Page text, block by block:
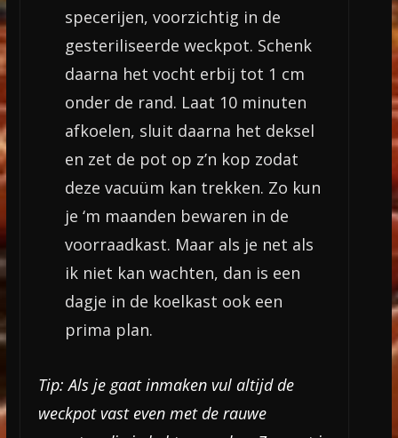
specerijen, voorzichtig in de
gesteriliseerde weckpot. Schenk
daarna het vocht erbij tot 1 cm
onder de rand. Laat 10 minuten
afkoelen, sluit daarna het deksel
en zet de pot op z’n kop zodat
deze vacuüm kan trekken. Zo kun
je ‘m maanden bewaren in de
voorraadkast. Maar als je net als
ik niet kan wachten, dan is een
dagje in de koelkast ook een
prima plan.
Tip: Als je gaat inmaken vul altijd de
weckpot vast even met de rauwe